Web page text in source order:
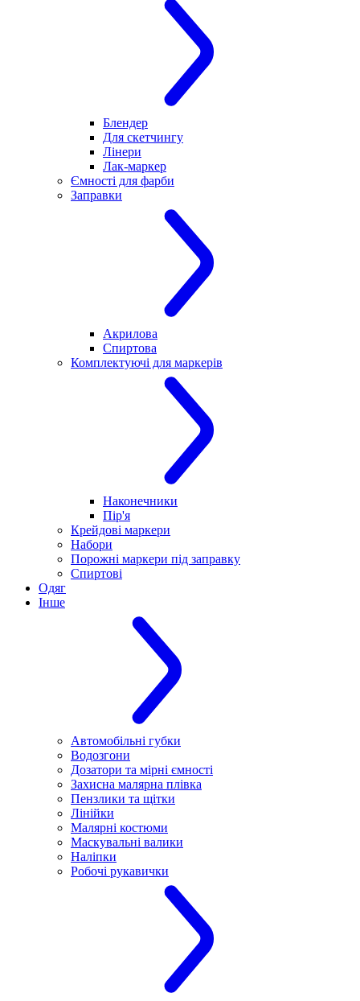
Блендер
Для скетчингу
Лінери
Лак-маркер
Ємності для фарби
Заправки
Акрилова
Спиртова
Комплектуючі для маркерів
Наконечники
Пір'я
Крейдові маркери
Набори
Порожні маркери під заправку
Спиртові
Одяг
Інше
Автомобільні губки
Водозгони
Дозатори та мірні ємності
Захисна малярна плівка
Пензлики та щітки
Лінійки
Малярні костюми
Маскувальні валики
Наліпки
Робочі рукавички